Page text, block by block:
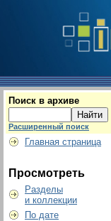
Поиск в архиве
Расширенный поиск
Главная страница
Просмотреть
Разделы
и коллекции
По дате